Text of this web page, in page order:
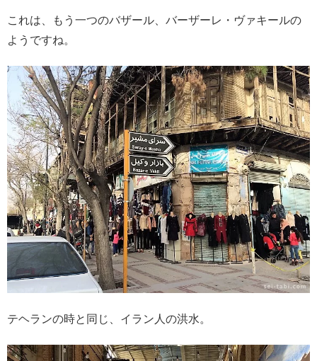
これは、もう一つのバザール、バーザーレ・ヴァキールの
ようですね。
テヘランの時と同じ、イラン人の洪水。